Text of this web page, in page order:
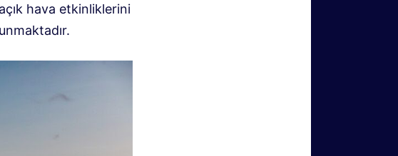
hava etkinliklerini